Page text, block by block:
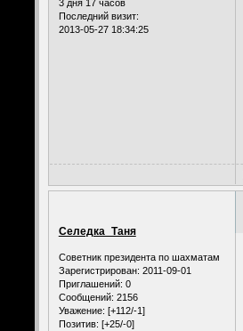
3 дня 17 часов
Последний визит:
2013-05-27 18:34:25
Селедка_Таня
Советник президента по шахматам
Зарегистрирован: 2011-09-01
Приглашений: 0
Сообщений: 2156
Уважение: [+112/-1]
Позитив: [+25/-0]